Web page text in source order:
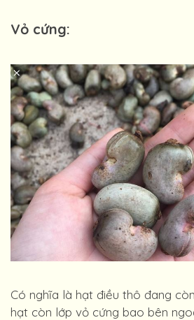
Vỏ cứng:
Có nghĩa là hạt điều thô đang
hạt còn lớp vỏ cứng bao bên